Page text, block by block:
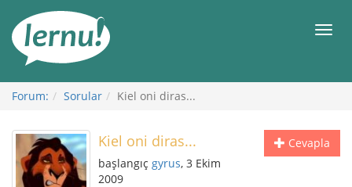
Görüntüleme
Forum: Sorular Kiel oni diras...
Cevapla
Kiel oni diras...
başlangıç gyrus, 3 Ekim
2009